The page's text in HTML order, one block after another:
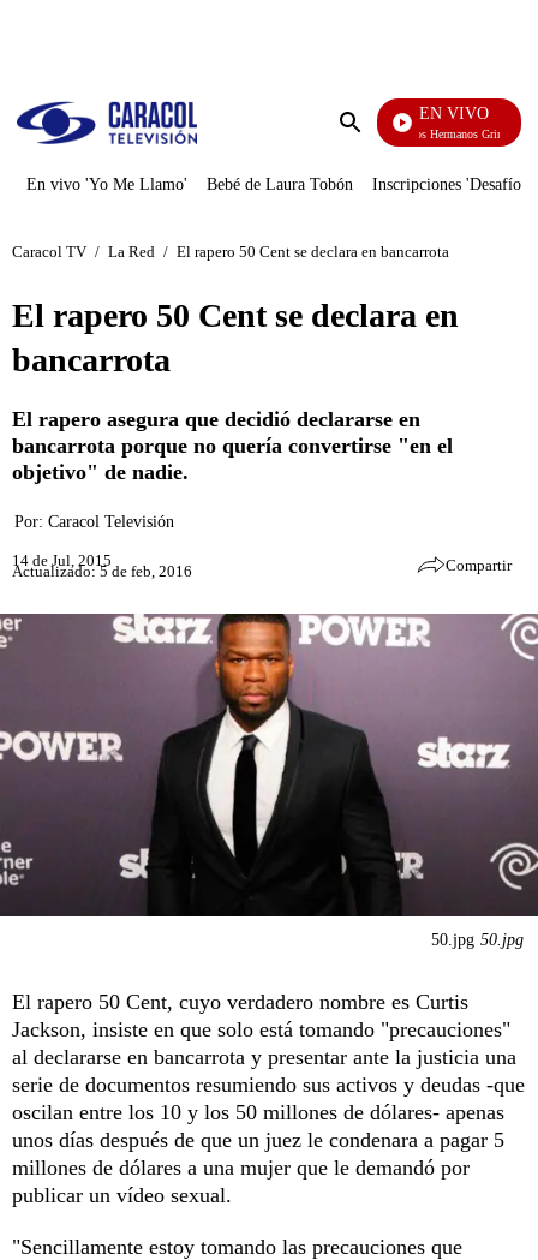
Enviar
EN VIVO
Cuentos De Los Hermanos Grimm
En vivo 'Yo Me Llamo' Bebé de Laura Tobón Inscripciones 'Desafío'
Caracol TV / La Red / El rapero 50 Cent se declara en bancarrota
El rapero 50 Cent se declara en
bancarrota
El rapero asegura que decidió declararse en
bancarrota porque no quería convertirse "en el
objetivo" de nadie.
Por: Caracol Televisión
14 de Jul, 2015
Actualizado: 5 de feb, 2016 Compartir
50.jpg 50.jpg
El rapero 50 Cent, cuyo verdadero nombre es Curtis
Jackson, insiste en que solo está tomando "precauciones"
al declararse en bancarrota y presentar ante la justicia una
serie de documentos resumiendo sus activos y deudas -que
oscilan entre los 10 y los 50 millones de dólares- apenas
unos días después de que un juez le condenara a pagar 5
millones de dólares a una mujer que le demandó por
publicar un vídeo sexual.
"Sencillamente estoy tomando las precauciones que